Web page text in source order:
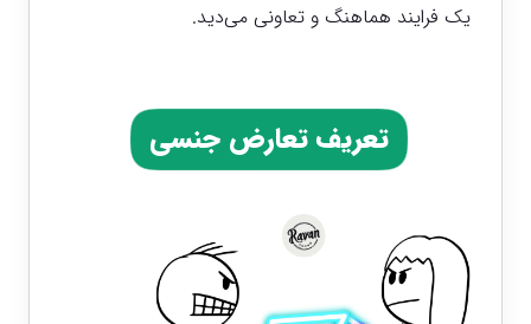
یک فرایند هماهنگ و تعاونی می‌دید.
تعریف تعارض جنسی